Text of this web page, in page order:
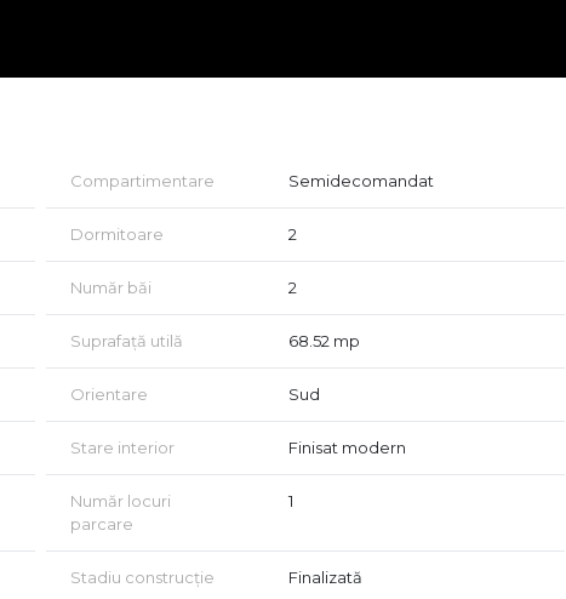
spațiilor verzi, ansamblul redefinește conceptul de
Compartimentare Semidecomandat
Dormitoare 2
Număr băi 2
Suprafață utilă 68.52 mp
Orientare Sud
Stare interior Finisat modern
Număr locuri
parcare
1
Stadiu construcție Finalizată